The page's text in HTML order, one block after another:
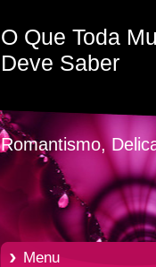
O Que Toda
Deve Saber
Romantismo,
Menu